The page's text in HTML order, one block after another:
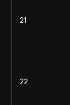
21
22